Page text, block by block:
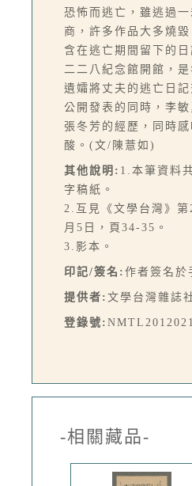
恐怖而逃亡，雖逃過
商，許多作品大多燒
含在逃亡期間留下的
二二八紀念館開館，
遺孀將丈夫的逃亡日
公開發表的同時，李
張冬芳的經歷，同時
酸。(文/陳薏如)
其他說明: 1.本筆資料
字稿紙。
2.互見《文學台灣》
月5日，頁34-35。
3.影本。
印記/簽名: 作者簽名於
提供者: 文學台灣雜誌
登錄號:
-相關藏品-